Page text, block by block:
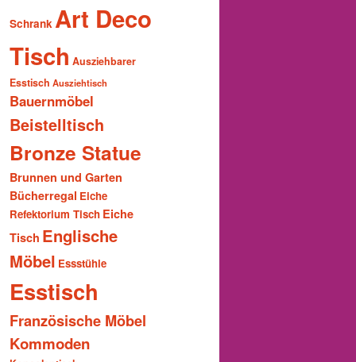
Schrank Art Deco
Tisch Ausziehbarer
Esstisch Ausziehtisch
Bauernmöbel
Beistelltisch
Bronze Statue
Brunnen und Garten
Bücherregal Eiche
Refektorium Tisch Eiche
Tisch Englische
Möbel Essstühle
Esstisch
Französische Möbel
Kommoden